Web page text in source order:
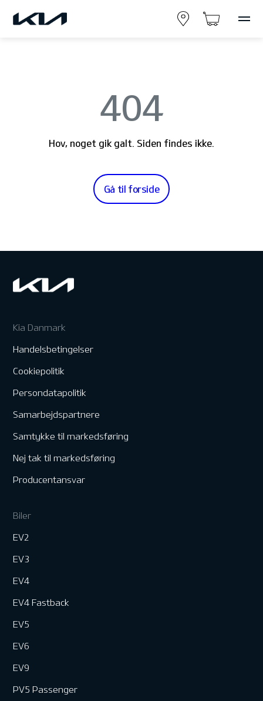
404
Hov, noget gik galt. Siden findes ikke.
Gå til forside
Kia Danmark
Handelsbetingelser
Cookiepolitik
Persondatapolitik
Samarbejdspartnere
Samtykke til markedsføring
Nej tak til markedsføring
Producentansvar
Biler
EV2
EV3
EV4
EV4 Fastback
EV5
EV6
EV9
PV5 Passenger